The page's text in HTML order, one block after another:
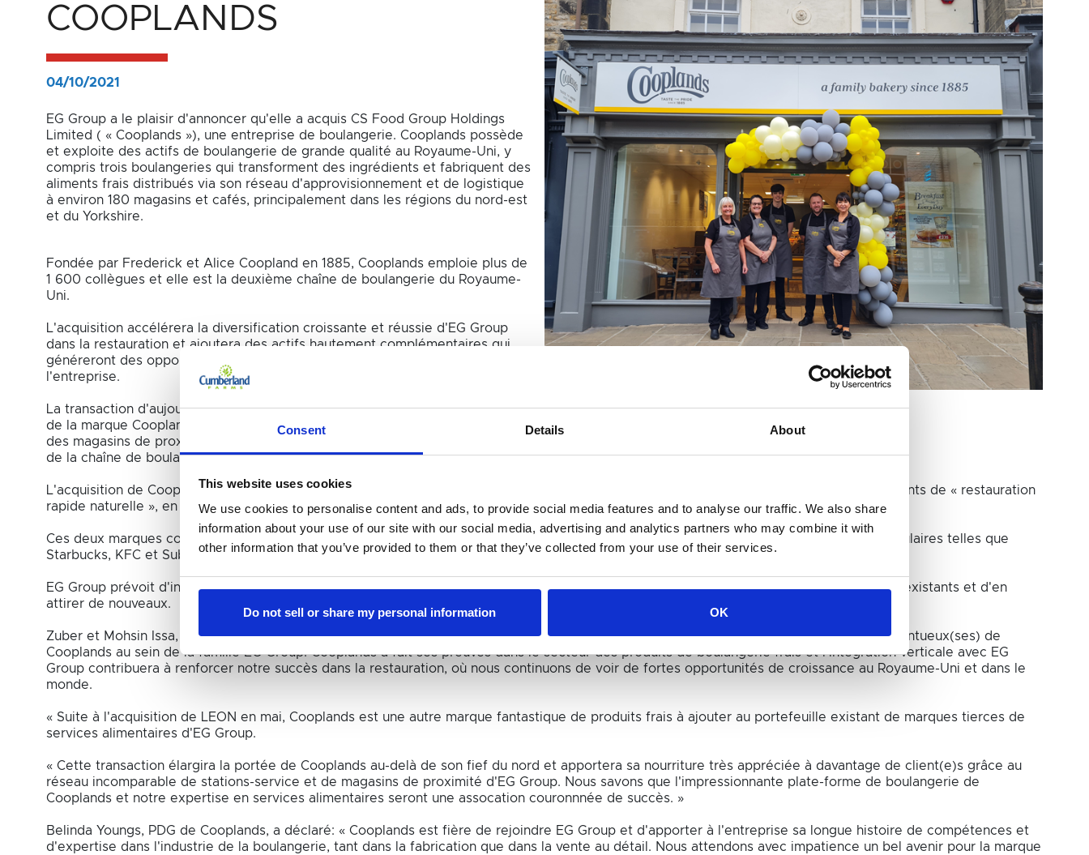
Consent Details About
This website uses cookies
We use cookies to personalise content and ads, to provide social media features and to analyse our traffic. We also share
information about your use of our site with our social media, advertising and analytics partners who may combine it with
other information that you’ve provided to them or that they’ve collected from your use of their services.
Do not sell or share my personal information OK
Group
acquiert
Cooplands
COOPLANDS
04/10/2021
EG Group a le plaisir d'annoncer qu'elle a acquis CS Food Group Holdings
Limited ( « Cooplands »), une entreprise de boulangerie. Cooplands possède
et exploite des actifs de boulangerie de grande qualité au Royaume-Uni, y
compris trois boulangeries qui transforment des ingrédients et fabriquent des
aliments frais distribués via son réseau d'approvisionnement et de logistique
à environ 180 magasins et cafés, principalement dans les régions du nord-est
et du Yorkshire.
Fondée par Frederick et Alice Coopland en 1885, Cooplands emploie plus de
1 600 collègues et elle est la deuxième chaîne de boulangerie du Royaume-
Uni.
L'acquisition accélérera la diversification croissante et réussie d'EG Group
dans la restauration et ajoutera des actifs hautement complémentaires qui
généreront des opportunités de développement dans d'autres secteurs de
l'entreprise.
La transaction d'aujourd'hui fournira un tremplin pour diversifier l’implantation
de la marque Cooplands dans le marché de la distribution de carburants et
des magasins de proximité, aux côtés des formats de magasins traditionnels
de la chaîne de boulangerie, via le vaste réseau britannique d'EG Group.
L'acquisition de Cooplands en tant que marque exclusive fait suite à l'acquisition par EG Group de LEON, la chaîne britannique de restaurants de « restauration
rapide naturelle », en mai 2021.
Ces deux marques complètent le vaste portefeuille de marques de services alimentaires d'EG Group, y compris des marques tierces populaires telles que
Starbucks, KFC et Subway.
EG Group prévoit d'investir dans la marque Cooplands et l'offre d'aliments frais, afin de s'assurer qu'elle continue de satisfaire les clients existants et d'en
attirer de nouveaux.
Zuber et Mohsin Issa, fondateurs et co-PDG d'EG Group, ont déclaré « Nous sommes très heureux d'accueillir les nombreux collègues talentueux(ses) de
Cooplands au sein de la famille EG Group. Cooplands a fait ses preuves dans le secteur des produits de boulangerie frais et l'intégration verticale avec EG
Group contribuera à renforcer notre succès dans la restauration, où nous continuons de voir de fortes opportunités de croissance au Royaume-Uni et dans le
monde.
« Suite à l'acquisition de LEON en mai, Cooplands est une autre marque fantastique de produits frais à ajouter au portefeuille existant de marques tierces de
services alimentaires d'EG Group.
« Cette transaction élargira la portée de Cooplands au-delà de son fief du nord et apportera sa nourriture très appréciée à davantage de client(e)s grâce au
réseau incomparable de stations-service et de magasins de proximité d'EG Group. Nous savons que l'impressionnante plate-forme de boulangerie de
Cooplands et notre expertise en services alimentaires seront une assocation couronnnée de succès. »
Belinda Youngs, PDG de Cooplands, a déclaré: « Cooplands est fière de rejoindre EG Group et d'apporter à l'entreprise sa longue histoire de compétences et
d'expertise dans l'industrie de la boulangerie, tant dans la fabrication que dans la vente au détail. Nous attendons avec impatience un bel avenir pour la marque